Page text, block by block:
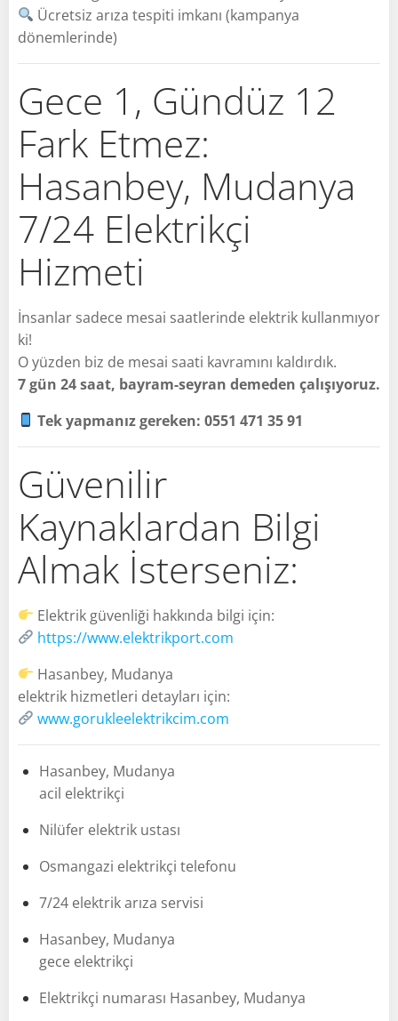
Ücretsiz arıza tespiti imkanı (kampanya
dönemlerinde)
Gece 1, Gündüz 12
Fark Etmez:
Hasanbey, Mudanya
7/24 Elektrikçi
Hizmeti
İnsanlar sadece mesai saatlerinde elektrik kullanmıyor
ki!
O yüzden biz de mesai saati kavramını kaldırdık.
7 gün 24 saat, bayram-seyran demeden çalışıyoruz.
Tek yapmanız gereken: 0551 471 35 91
Güvenilir
Kaynaklardan Bilgi
Almak İsterseniz:
Elektrik güvenliği hakkında bilgi için:
https://www.elektrikport.com
Hasanbey, Mudanya
elektrik hizmetleri detayları için:
www.gorukleelektrikcim.com
Hasanbey, Mudanya
acil elektrikçi
Nilüfer elektrik ustası
Osmangazi elektrikçi telefonu
7/24 elektrik arıza servisi
Hasanbey, Mudanya
gece elektrikçi
Elektrikçi numarası Hasanbey, Mudanya